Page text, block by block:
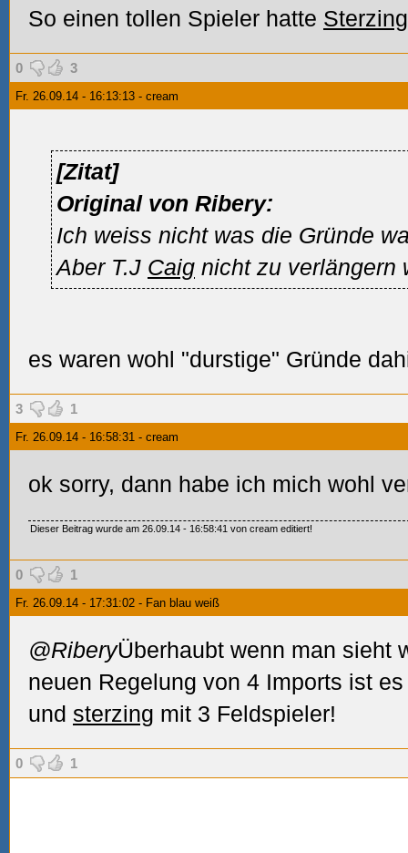
So einen tollen Spieler hatte Sterzing
0 3
Fr. 26.09.14 - 16:13:13 - cream
[Zitat]
Original von Ribery:
Ich weiss nicht was die Gründe
Aber T.J Caig nicht zu verlängern
es waren wohl "durstige" Gründe
3 1
Fr. 26.09.14 - 16:58:31 - cream
ok sorry, dann habe ich mich wohl
Dieser Beitrag wurde am 26.09.14 - 16:58:41 von cream editiert!
0 1
Fr. 26.09.14 - 17:31:02 - Fan blau weiß
@RiberyÜberhaubt wenn man sieht
neuen Regelung von 4 Imports ist
und sterzing mit 3 Feldspieler!
0 1